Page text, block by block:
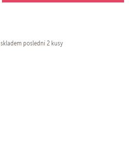
skladem poslední 2 kusy